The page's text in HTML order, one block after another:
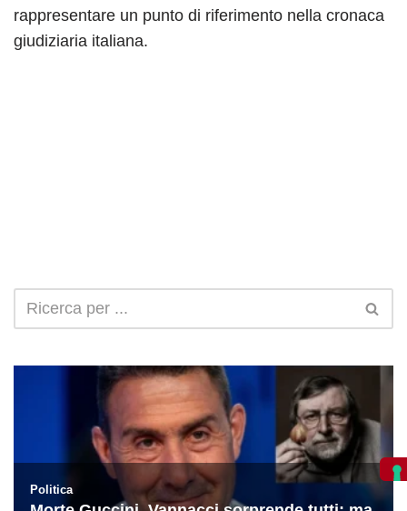
rappresentare un punto di riferimento nella cronaca
giudiziaria italiana.